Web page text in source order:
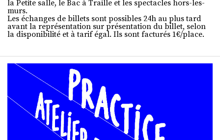
la Petite salle, le Bac à Traille et les spectacles hors-les-
murs.
Les échanges de billets sont possibles 24h au plus tard
avant la représentation sur présentation du billet, selon
la disponibilité et à tarif égal. Ils sont facturés 1€/place.